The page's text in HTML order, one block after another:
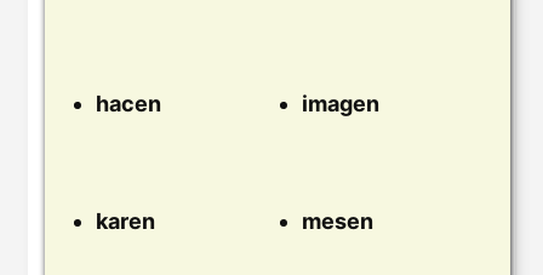
hacen imagen
karen mesen